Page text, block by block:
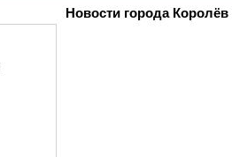
Новости города Королёв